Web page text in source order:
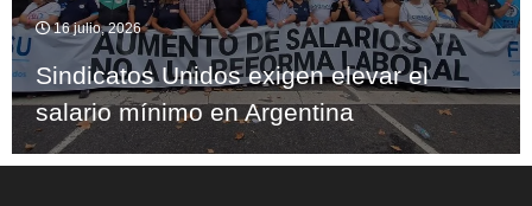
16 julio, 2026
Sindicatos Unidos exigen elevar el
salario mínimo en Argentina